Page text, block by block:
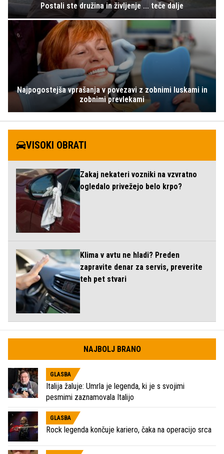
Postali ste družina in življenje ... teče dalje
Najpogostejša vprašanja v povezavi z zobnimi luskami in
zobnimi prevlekami
VISOKI OBRATI
Zakaj nekateri vozniki na vzvratno
ogledalo privežejo belo krpo?
Klima v avtu ne hladi? Preden
zapravite denar za servis, preverite
teh pet stvari
NAJBOLJ BRANO
GLASBA
Italija žaluje: Umrla je legenda, ki je s svojimi
pesmimi zaznamovala Italijo
GLASBA
Rock legenda končuje kariero, čaka na operacijo srca